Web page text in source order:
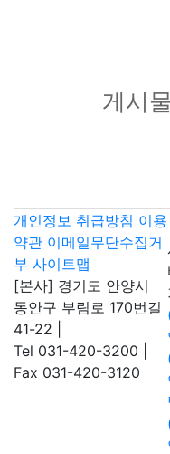
게시
개인정보 취급방침 이용
약관 이메일무단수집거
부 사이트맵
[본사] 경기도 안양시
동안구 부림로 170번길
41-22
Tel 031-420-3200
Fax 031-420-3120